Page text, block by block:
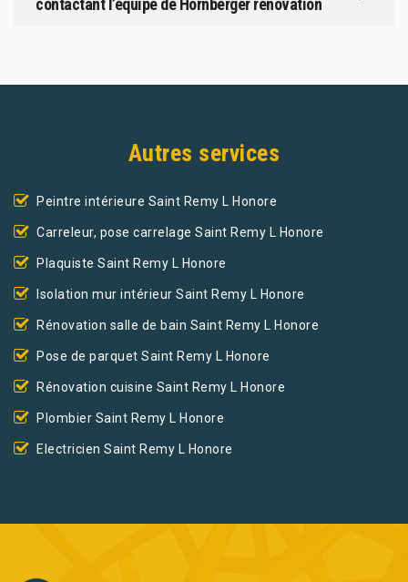
contactant l’équipe de Hornberger rénovation
Autres services
Peintre intérieure Saint Remy L Honore
Carreleur, pose carrelage Saint Remy L Honore
Plaquiste Saint Remy L Honore
Isolation mur intérieur Saint Remy L Honore
Rénovation salle de bain Saint Remy L Honore
Pose de parquet Saint Remy L Honore
Rénovation cuisine Saint Remy L Honore
Plombier Saint Remy L Honore
Electricien Saint Remy L Honore